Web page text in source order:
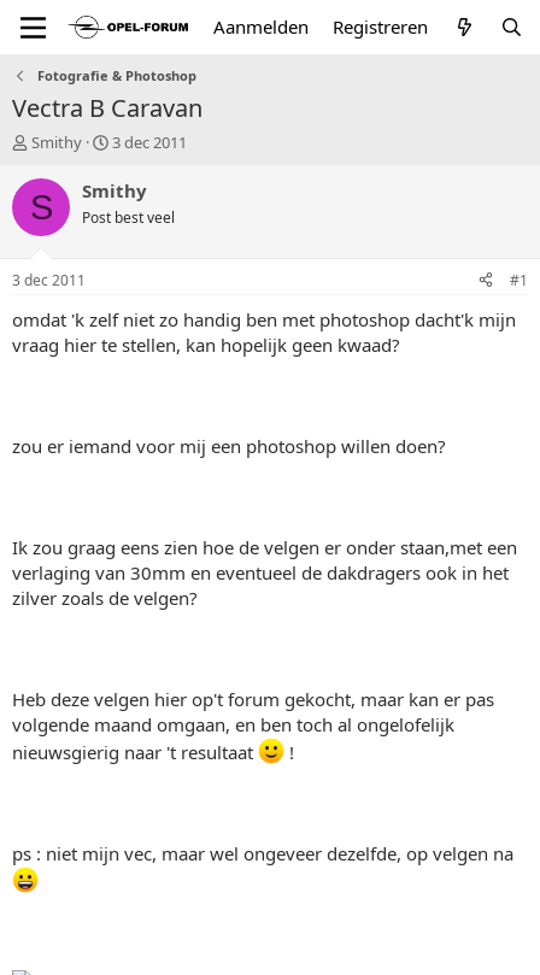
Aanmelden Registreren
Fotografie & Photoshop
Vectra B Caravan
T
p
i
t
a
r
e
Smithy
S
a
r
t
u
3 dec 2011
S Smithy
Post best veel
3 dec 2011 #1
omdat 'k zelf niet zo handig ben met photoshop dacht'k mijn
vraag hier te stellen, kan hopelijk geen kwaad?
zou er iemand voor mij een photoshop willen doen?
Ik zou graag eens zien hoe de velgen er onder staan,met een
verlaging van 30mm en eventueel de dakdragers ook in het
zilver zoals de velgen?
Heb deze velgen hier op't forum gekocht, maar kan er pas
volgende maand omgaan, en ben toch al ongelofelijk
nieuwsgierig naar 't resultaat
!
ps : niet mijn vec, maar wel ongeveer dezelfde, op velgen na